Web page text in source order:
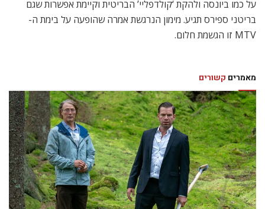
על כמו ביונסה ולהקת ‘קולדפליי’ הבריטית וקיימת אפשרות שגם
בריטני ספירס תגיע. מימון הנרגשת אמרה שהופעה על בימת ה-
MTV זו הגשמת חלום.
מאמרים קשורים